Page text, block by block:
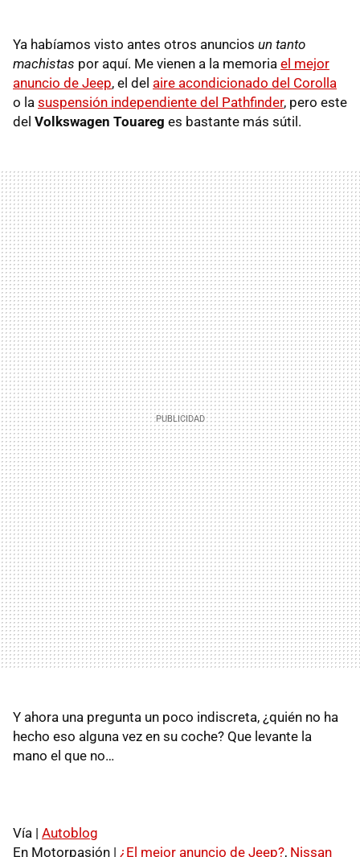
Ya habíamos visto antes otros anuncios un tanto
machistas por aquí. Me vienen a la memoria el mejor
anuncio de Jeep, el del aire acondicionado del Corolla
o la suspensión independiente del Pathfinder, pero este
del Volkswagen Touareg es bastante más sútil.
Y ahora una pregunta un poco indiscreta, ¿quién no ha
hecho eso alguna vez en su coche? Que levante la
mano el que no…
Vía | Autoblog
En Motorpasión | ¿El mejor anuncio de Jeep?, Nissan